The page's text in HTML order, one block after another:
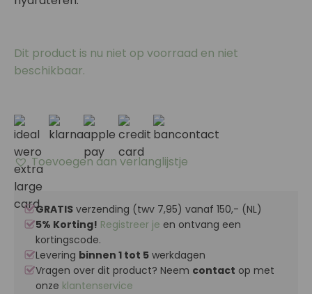
Dit product is nu niet op voorraad en niet
beschikbaar.
Toevoegen aan verlanglijstje
GRATIS verzending (twv 7,95) vanaf 150,- (NL)
5% Korting! Registreer je en ontvang een
kortingscode.
Levering binnen 1 tot 5 werkdagen
Vragen over dit product? Neem contact op met
onze klantenservice